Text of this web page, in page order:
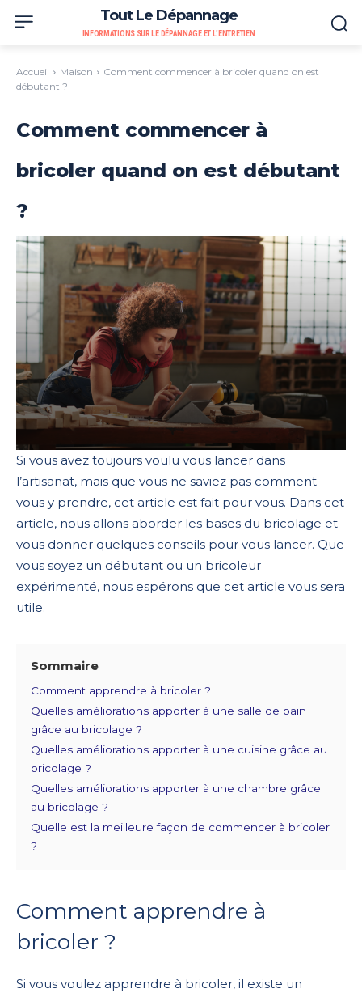
Tout Le Dépannage
INFORMATIONS SUR LE DÉPANNAGE ET L'ENTRETIEN
Accueil Maison
Comment commencer à bricoler quand on est
débutant ?
Comment commencer à
bricoler quand on est débutant
?
Si vous avez toujours voulu vous lancer dans
l’artisanat, mais que vous ne saviez pas comment
vous y prendre, cet article est fait pour vous. Dans cet
article, nous allons aborder les bases du bricolage et
vous donner quelques conseils pour vous lancer. Que
vous soyez un débutant ou un bricoleur
expérimenté, nous espérons que cet article vous sera
utile.
Sommaire
Comment apprendre à bricoler ?
Quelles améliorations apporter à une salle de bain
grâce au bricolage ?
Quelles améliorations apporter à une cuisine grâce au
bricolage ?
Quelles améliorations apporter à une chambre grâce
au bricolage ?
Quelle est la meilleure façon de commencer à bricoler
?
Comment apprendre à
bricoler ?
Si vous voulez apprendre à bricoler, il existe un